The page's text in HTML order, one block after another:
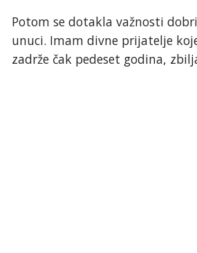
Potom se dotakla važnosti
unuci. Imam divne prijatelje
zadrže čak pedeset godina,